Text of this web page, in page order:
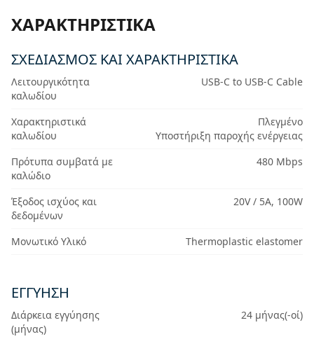
ΧΑΡΑΚΤΗΡΙΣΤΙΚΆ
ΣΧΕΔΙΑΣΜΌΣ ΚΑΙ ΧΑΡΑΚΤΗΡΙΣΤΙΚΆ
Λειτουργικότητα
καλωδίου
USB-C to USB-C Cable
Χαρακτηριστικά
καλωδίου
Πλεγμένο
Υποστήριξη παροχής ενέργειας
Πρότυπα συμβατά με
καλώδιο
480 Mbps
Έξοδος ισχύος και
δεδομένων
20V / 5A, 100W
Μονωτικό Υλικό Thermoplastic elastomer
ΕΓΓΎΗΣΗ
Διάρκεια εγγύησης
(μήνας)
24 μήνας(-οί)